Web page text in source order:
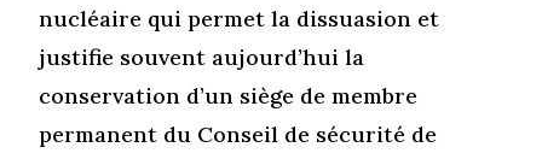
nucléaire qui permet la dissuasion et
justifie souvent aujourd’hui la
conservation d’un siège de membre
permanent du Conseil de sécurité de